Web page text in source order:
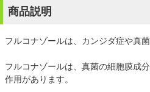
商品説明
フルコナゾールは、カンジダ症や真
フルコナゾールは、真菌の細胞膜成
作用があります。